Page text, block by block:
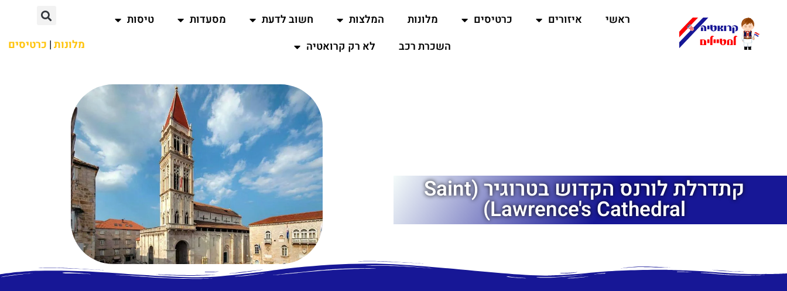
ראשי איזורים כרטיסים מלונות המלצות חשוב לדעת מסעדות
טיסות
השכרת רכב
לא רק קרואטיה מלונות| כרטיסים
קתדרלת לורנס הקדוש בטרוגיר (Saint
Lawrence's Cathedral)